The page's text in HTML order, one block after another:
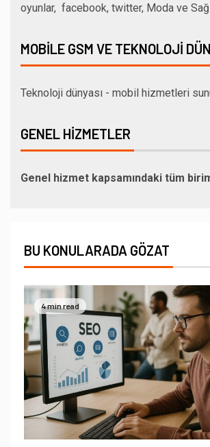
oyunlar, facebook, twitter, Moda ve
MOBILE GSM VE TEKNOLOJI
Teknoloji dünyası - mobil hizmetleri
GENEL HIZMETLER
Genel hizmet kapsamındaki tüm
BU KONULARADA GÖZAT
4 min read